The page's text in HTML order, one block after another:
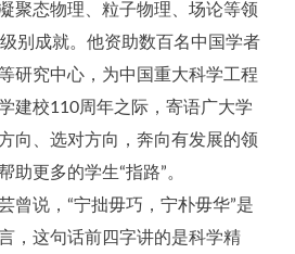
聚态物理、粒子物理、场论等领
别成就。他资助数百名中国学者
研究中心，为中国重大科学工程
建校110周年之际，寄语广大学
向、选对方向，奔向有发展的领
助更多的学生“指路”。
曾说，“宁拙毋巧，宁朴毋华”是
，这句话前四字讲的是科学精